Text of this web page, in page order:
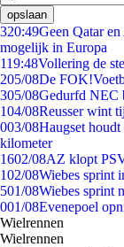
opslaan
320:49Geen Qatar
mogelijk in Europa
119:48Vollering de
205/08De
305/08Gedurfd NEC
104/08Reusser wint
003/08Haugset
kilometer
1602/08AZ klopt
102/08Wiebes sprint
501/08Wiebes sprint
001/08Evenepoel
Wielrennen
Wielrennen